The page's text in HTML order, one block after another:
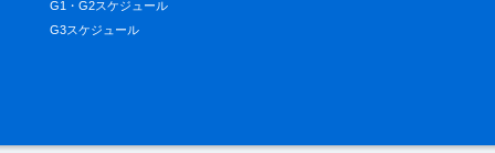
G1・G2スケジュール
G3スケジュール